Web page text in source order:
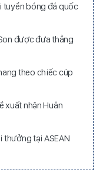
tuyển bóng đá quốc
được đưa thẳng
theo chiếc cúp
xuất nhận Huân
tại ASEAN